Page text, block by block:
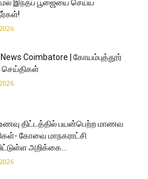
இந்தப் பூஜையை செய்ய
Coimbatore | கோயம்புத்தூர்
செய்திகள்
திட்டத்தில் பயன்பெற்ற மாணவ
கோவை மாநகராட்சி
அறிக்கை…